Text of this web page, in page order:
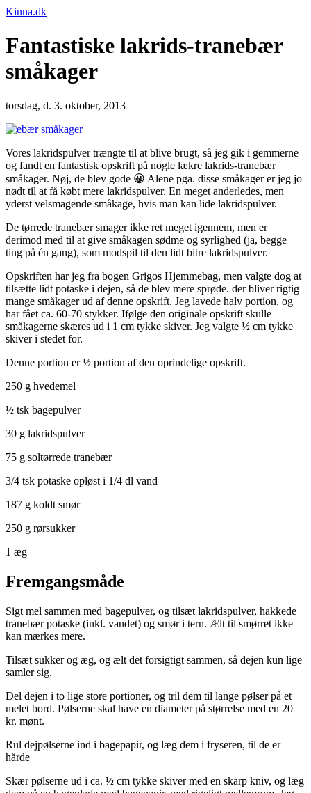
Kinna.dk
Fantastiske lakrids-tranebær
småkager
torsdag, d. 3. oktober, 2013
Vores lakridspulver trængte til at blive brugt, så jeg gik i gemmerne
og fandt en fantastisk opskrift på nogle lækre lakrids-tranebær
småkager. Nøj, de blev gode 😀 Alene pga. disse småkager er jeg jo
nødt til at få købt mere lakridspulver. En meget anderledes, men
yderst velsmagende småkage, hvis man kan lide lakridspulver.
De tørrede tranebær smager ikke ret meget igennem, men er
derimod med til at give småkagen sødme og syrlighed (ja, begge
ting på én gang), som modspil til den lidt bitre lakridspulver.
Opskriften har jeg fra bogen Grigos Hjemmebag, men valgte dog at
tilsætte lidt potaske i dejen, så de blev mere sprøde. der bliver rigtig
mange småkager ud af denne opskrift. Jeg lavede halv portion, og
har fået ca. 60-70 stykker. Ifølge den originale opskrift skulle
småkagerne skæres ud i 1 cm tykke skiver. Jeg valgte ½ cm tykke
skiver i stedet for.
Denne portion er ½ portion af den oprindelige opskrift.
250 g hvedemel
½ tsk bagepulver
30 g lakridspulver
75 g soltørrede tranebær
3/4 tsk potaske opløst i 1/4 dl vand
187 g koldt smør
250 g rørsukker
1 æg
Fremgangsmåde
Sigt mel sammen med bagepulver, og tilsæt lakridspulver, hakkede
tranebær potaske (inkl. vandet) og smør i tern. Ælt til smørret ikke
kan mærkes mere.
Tilsæt sukker og æg, og ælt det forsigtigt sammen, så dejen kun lige
samler sig.
Del dejen i to lige store portioner, og tril dem til lange pølser på et
melet bord. Pølserne skal have en diameter på størrelse med en 20
kr. mønt.
Rul dejpølserne ind i bagepapir, og læg dem i fryseren, til de er
hårde
Skær pølserne ud i ca. ½ cm tykke skiver med en skarp kniv, og læg